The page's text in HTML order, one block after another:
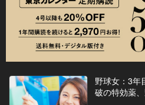
野球女：3年
破の特効薬